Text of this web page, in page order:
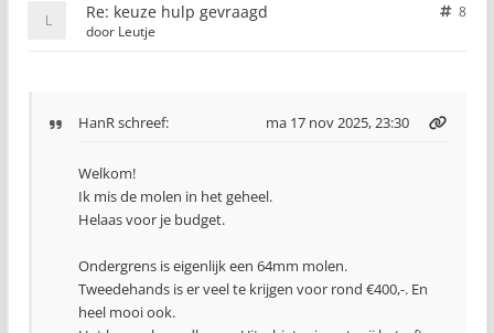
Re: keuze hulp gevraagd
8
door Leutje
HanRschreef: ma 17 nov 2025, 23:30
Welkom!
Ik mis de molen in het geheel.
Helaas voor je budget.
Ondergrens is eigenlijk een 64mm molen.
Tweedehands is er veel te krijgen voor rond €400,-. En
heel mooi ook.